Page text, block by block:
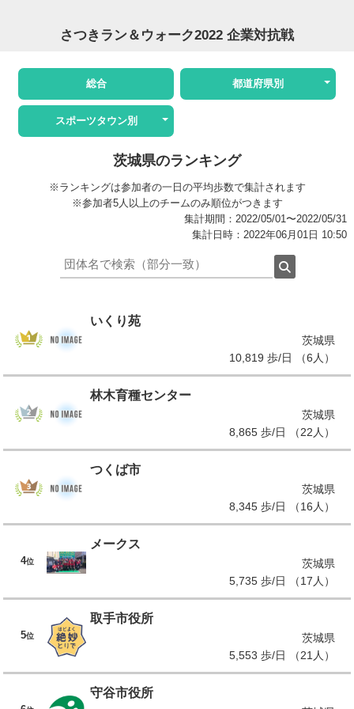
さつきラン＆ウォーク2022 企業対抗戦
総合 都道府県別
スポーツタウン別
茨城県のランキング
※ランキングは参加者の一日の平均歩数で集計されます
※参加者5人以上のチームのみ順位がつきます
集計期間：2022/05/01〜2022/05/31
集計日時：2022年06月01日 10:50
いくり苑
茨城県
10,819 歩/日 （6人）
林木育種センター
茨城県
8,865 歩/日 （22人）
つくば市
茨城県
8,345 歩/日 （16人）
4位
メークス
茨城県
5,735 歩/日 （17人）
5位
取手市役所
茨城県
5,553 歩/日 （21人）
守谷市役所